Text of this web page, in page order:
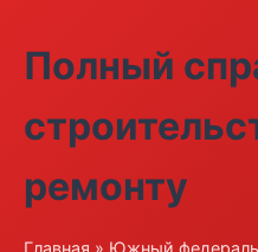
Полный
ремонту
Главная » Южный